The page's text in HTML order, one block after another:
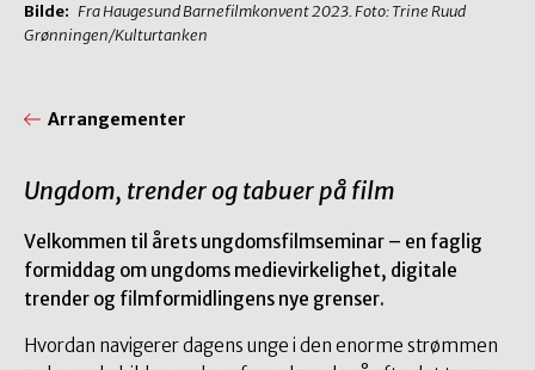
Bilde: Fra Haugesund Barnefilmkonvent 2023. Foto: Trine Ruud
Grønningen/Kulturtanken
Arrangementer
Ungdom, trender og tabuer på film
Velkommen til årets ungdomsfilmseminar – en faglig
formiddag om ungdoms medievirkelighet, digitale
trender og filmformidlingens nye grenser.
Hvordan navigerer dagens unge i den enorme strømmen